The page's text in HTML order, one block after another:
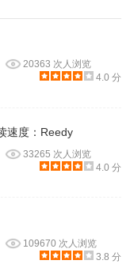
20363 次人浏览
4.0 分
速度：Reedy
33265 次人浏览
4.0 分
109670 次人浏览
3.8 分